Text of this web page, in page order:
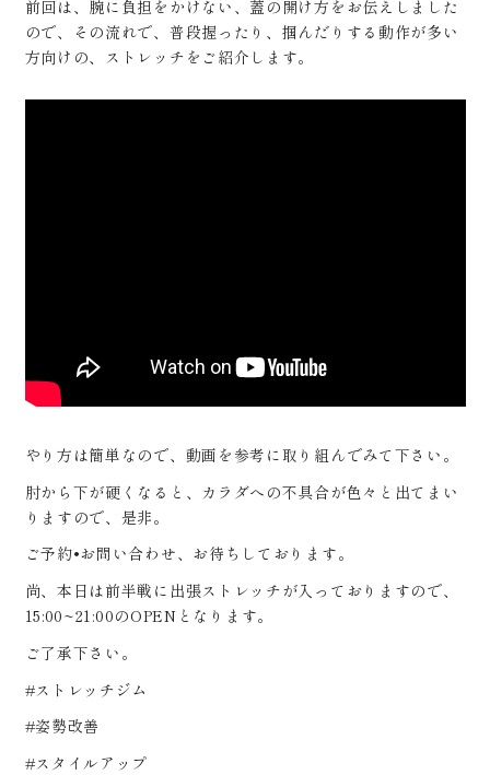
前回は、腕に負担をかけない、蓋の開け方をお伝えしました
ので、その流れで、普段握ったり、掴んだりする動作が多い
方向けの、ストレッチをご紹介します。
やり方は簡単なので、動画を参考に取り組んでみて下さい。
肘から下が硬くなると、カラダへの不具合が色々と出てまい
りますので、是非。
ご予約•お問い合わせ、お待ちしております。
尚、本日は前半戦に出張ストレッチが入っておりますので、
15:00~21:00のOPENとなります。
ご了承下さい。
#ストレッチジム
#姿勢改善
#スタイルアップ